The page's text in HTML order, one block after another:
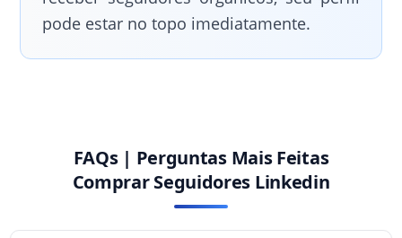
pode estar no topo imediatamente.
FAQs | Perguntas Mais Feitas
Comprar Seguidores Linkedin